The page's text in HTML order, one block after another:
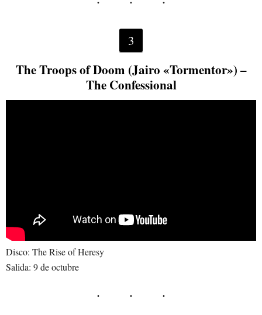
3
The Troops of Doom (Jairo «Tormentor») –
The Confessional
Disco: The Rise of Heresy
Salida: 9 de octubre